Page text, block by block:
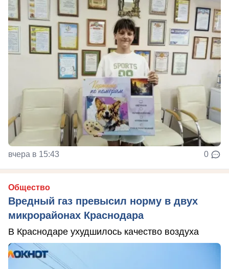
вчера в 15:43 0
Общество
Вредный газ превысил норму в двух
микрорайонах Краснодара
В Краснодаре ухудшилось качество воздуха